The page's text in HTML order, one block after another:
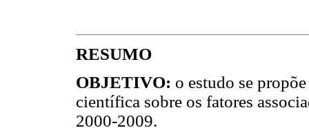
RESUMO
OBJETIVO: o estudo se
científica sobre os fatores
2000-2009.